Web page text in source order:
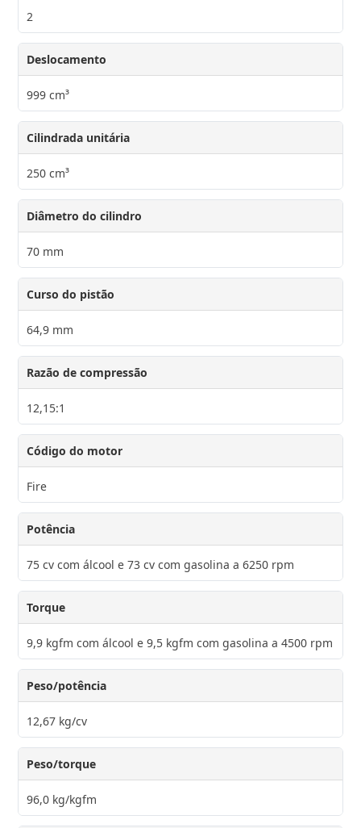
2
Deslocamento
999 cm³
Cilindrada unitária
250 cm³
Diâmetro do cilindro
70 mm
Curso do pistão
64,9 mm
Razão de compressão
12,15:1
Código do motor
Fire
Potência
75 cv com álcool e 73 cv com gasolina a 6250 rpm
Torque
9,9 kgfm com álcool e 9,5 kgfm com gasolina a 4500 rpm
Peso/potência
12,67 kg/cv
Peso/torque
96,0 kg/kgfm